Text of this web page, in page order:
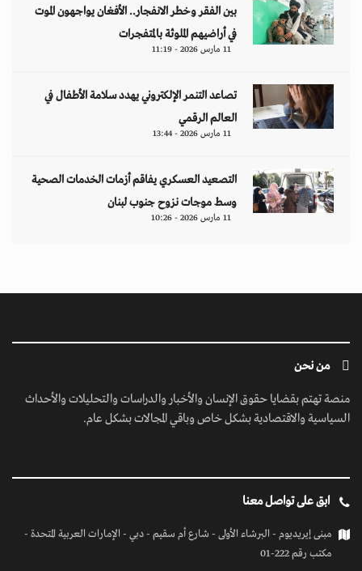
بين الفقر وخطر الانفجار.. الأفغان يواجهون الموت
في أراضيهم الملوثة بالمتفجرات
11 مارس 2026 - 11:19
تصاعد التنمر الإلكتروني يهدد سلامة الأطفال في
العالم الرقمي
11 مارس 2026 - 13:44
التصعيد العسكري يفاقم أزمات الخدمات الصحية
وسط موجات نزوح جنوب لبنان
11 مارس 2026 - 10:26
من نحن
منصة تهتم بقضايا حقوق الإنسان والأخبار والدراسات والتحليلات والأحداث
السياسية والاقتصادية بشكل خاص وباقي المجالات بشكل عام.
ابق على تواصل معنا
مبنى إيريديوم - البرشاء الأولى - شارع أم سقيم - دبي - الإمارات العربية المتحدة -
مكتب رقم 222-01